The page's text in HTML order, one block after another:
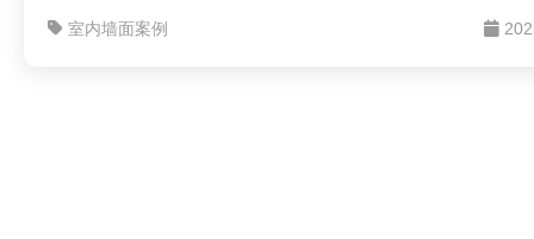
室内墙面案例